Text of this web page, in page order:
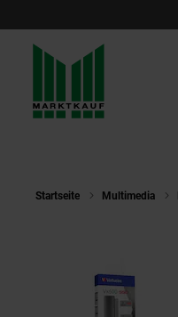
Startseite Multimedia